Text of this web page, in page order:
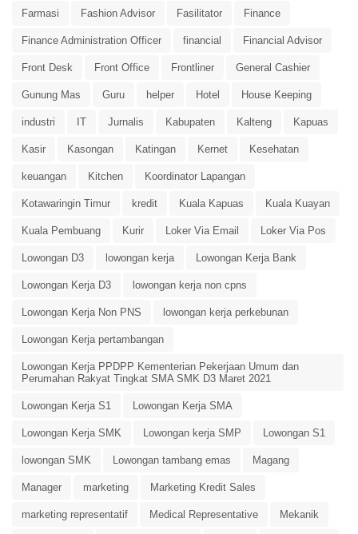
Farmasi Fashion Advisor Fasilitator Finance
Finance Administration Officer financial Financial Advisor
Front Desk Front Office Frontliner General Cashier
Gunung Mas Guru helper Hotel House Keeping
industri IT Jurnalis Kabupaten Kalteng Kapuas
Kasir Kasongan Katingan Kernet Kesehatan
keuangan Kitchen Koordinator Lapangan
Kotawaringin Timur kredit Kuala Kapuas Kuala Kuayan
Kuala Pembuang Kurir Loker Via Email Loker Via Pos
Lowongan D3 lowongan kerja Lowongan Kerja Bank
Lowongan Kerja D3 lowongan kerja non cpns
Lowongan Kerja Non PNS lowongan kerja perkebunan
Lowongan Kerja pertambangan
Lowongan Kerja PPDPP Kementerian Pekerjaan Umum dan
Perumahan Rakyat Tingkat SMA SMK D3 Maret 2021
Lowongan Kerja S1 Lowongan Kerja SMA
Lowongan Kerja SMK Lowongan kerja SMP Lowongan S1
lowongan SMK Lowongan tambang emas Magang
Manager marketing Marketing Kredit Sales
marketing representatif Medical Representative Mekanik